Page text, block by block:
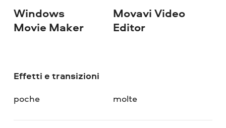
Windows
Movie Maker
Movavi Video
Editor
Effetti e transizioni
poche
molte